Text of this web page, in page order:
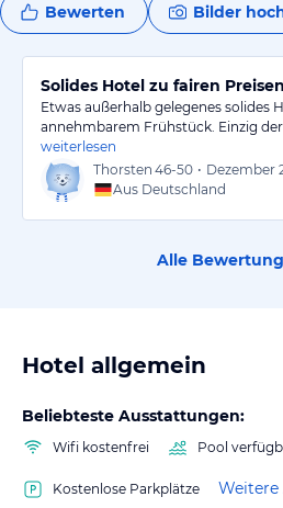
Bewerten Bilder
Solides Hotel zu fairen
Etwas außerhalb gelegenes solides
annehmbarem Frühstück. Einzig der
weiterlesen
Thorsten 46-50 • Dezember
Aus Deutschland
Alle
Hotel allgemein
Beliebteste Ausstattungen:
Wifi kostenfrei Pool
Kostenlose Parkplätze